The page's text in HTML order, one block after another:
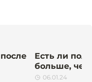
Есть ли
больше,
06.01.24